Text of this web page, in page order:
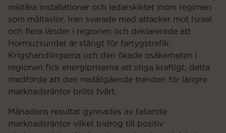
militära installationer och ledarskiktet inom regimen
som måltavlor. Iran svarade med attacker mot Israel
och flera länder i regionen och deklarerade att
Hormuzsundet är stängt för fartygstrafik.
Krigshandlingarna och den ökade osäkerheten i
regionen fick energipriserna att stiga kraftigt, detta
medförde att den nedåtgående trenden för längre
marknadsräntor bröts tvärt.
Månadens resultat gynnades av fallande
marknadsräntor vilket bidrog till positiv